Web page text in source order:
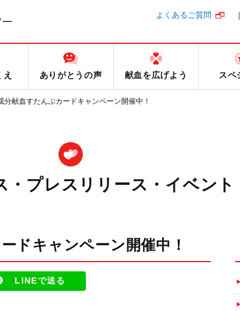
よくあるご質問
ありがとうの声 献血を広げよう スペ
分献血すたんぷカードキャンペーン開催中！
・プレスリリース・イベント
ドキャンペーン開催中！
LINEで送る